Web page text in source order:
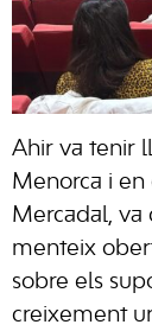
Ahir va tenir
Menorca i en
Mercadal, va
menteix
sobre els
creixement